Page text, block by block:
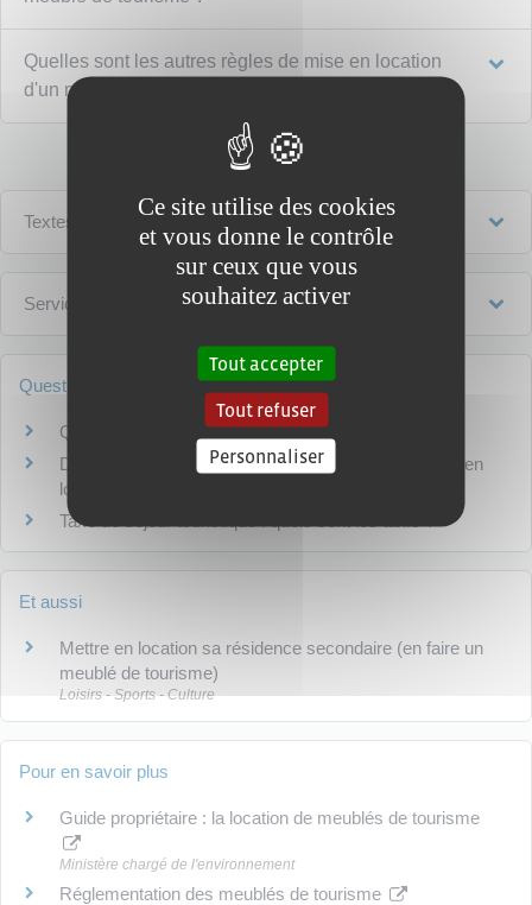
Quelles sont les autres règles de mise en location
d'un meublé de tourisme ?
Textes de référence
Services en ligne et formulaires
Questions ? Réponses !
Qu'est-ce que la taxe de séjour ?
Doit-on verser des cotisations sociales pour la mise en
location d'un meublé ?
Taxe de séjour touristique : quels sont les tarifs ?
Et aussi
Mettre en location sa résidence secondaire (en faire un
meublé de tourisme)
Loisirs - Sports - Culture
Pour en savoir plus
Guide propriétaire : la location de meublés de tourisme
Ministère chargé de l'environnement
Réglementation des meublés de tourisme
Ce site utilise des cookies
et vous donne le contrôle
sur ceux que vous
souhaitez activer
Tout accepter
Tout refuser
Personnaliser